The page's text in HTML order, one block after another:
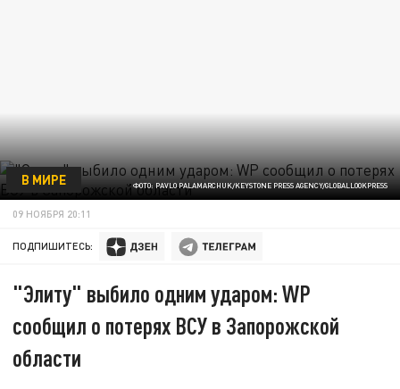
ФОТО: PAVLO PALAMARCHUK/KEYSTONE PRESS AGENCY/GLOBALLOOKPRESS
В МИРЕ
09 НОЯБРЯ 20:11
ПОДПИШИТЕСЬ:
"Элиту" выбило одним ударом: WP
сообщил о потерях ВСУ в Запорожской
области